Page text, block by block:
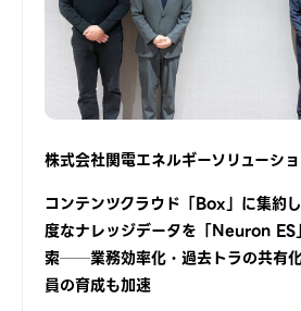
株式会社関電エネルギーソリューシ
コンテンツクラウド「Box」に集約
度なナレッジデータを「Neuron ES
索──業務効率化・過去トラの共有
員の育成も加速